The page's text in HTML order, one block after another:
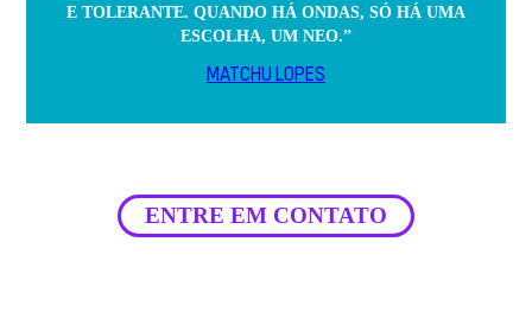
E TOLERANTE. QUANDO HÁ ONDAS, SÓ HÁ UMA
ESCOLHA, UM NEO.”
MATCHU LOPES
ENTRE EM CONTATO